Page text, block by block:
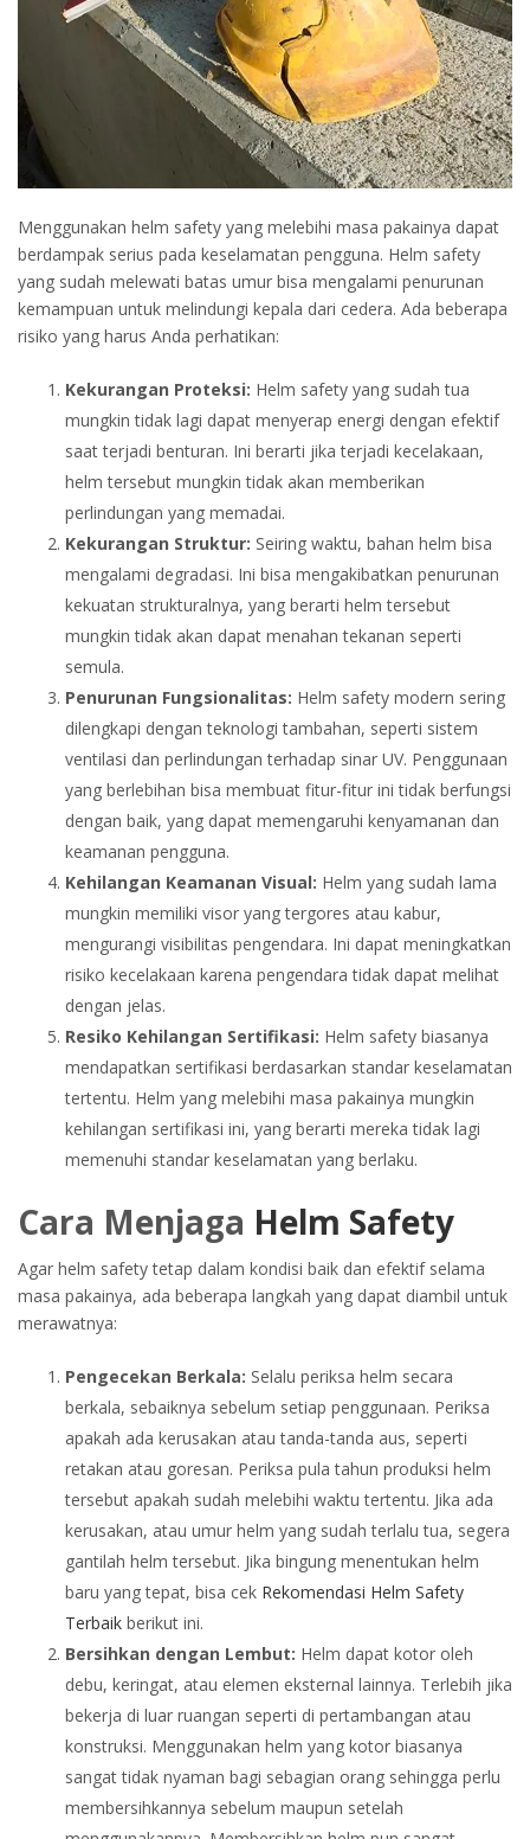
Menggunakan helm safety yang melebihi masa pakainya dapat
berdampak serius pada keselamatan pengguna. Helm safety
yang sudah melewati batas umur bisa mengalami penurunan
kemampuan untuk melindungi kepala dari cedera. Ada beberapa
risiko yang harus Anda perhatikan:
Kekurangan Proteksi: Helm safety yang sudah tua
mungkin tidak lagi dapat menyerap energi dengan efektif
saat terjadi benturan. Ini berarti jika terjadi kecelakaan,
helm tersebut mungkin tidak akan memberikan
perlindungan yang memadai.
Kekurangan Struktur: Seiring waktu, bahan helm bisa
mengalami degradasi. Ini bisa mengakibatkan penurunan
kekuatan strukturalnya, yang berarti helm tersebut
mungkin tidak akan dapat menahan tekanan seperti
semula.
Penurunan Fungsionalitas: Helm safety modern sering
dilengkapi dengan teknologi tambahan, seperti sistem
ventilasi dan perlindungan terhadap sinar UV. Penggunaan
yang berlebihan bisa membuat fitur-fitur ini tidak berfungsi
dengan baik, yang dapat memengaruhi kenyamanan dan
keamanan pengguna.
Kehilangan Keamanan Visual: Helm yang sudah lama
mungkin memiliki visor yang tergores atau kabur,
mengurangi visibilitas pengendara. Ini dapat meningkatkan
risiko kecelakaan karena pengendara tidak dapat melihat
dengan jelas.
Resiko Kehilangan Sertifikasi: Helm safety biasanya
mendapatkan sertifikasi berdasarkan standar keselamatan
tertentu. Helm yang melebihi masa pakainya mungkin
kehilangan sertifikasi ini, yang berarti mereka tidak lagi
memenuhi standar keselamatan yang berlaku.
Cara Menjaga Helm Safety
Agar helm safety tetap dalam kondisi baik dan efektif selama
masa pakainya, ada beberapa langkah yang dapat diambil untuk
merawatnya:
Pengecekan Berkala: Selalu periksa helm secara
berkala, sebaiknya sebelum setiap penggunaan. Periksa
apakah ada kerusakan atau tanda-tanda aus, seperti
retakan atau goresan. Periksa pula tahun produksi helm
tersebut apakah sudah melebihi waktu tertentu. Jika ada
kerusakan, atau umur helm yang sudah terlalu tua, segera
gantilah helm tersebut. Jika bingung menentukan helm
baru yang tepat, bisa cek Rekomendasi Helm Safety
Terbaik berikut ini.
Bersihkan dengan Lembut: Helm dapat kotor oleh
debu, keringat, atau elemen eksternal lainnya. Terlebih jika
bekerja di luar ruangan seperti di pertambangan atau
konstruksi. Menggunakan helm yang kotor biasanya
sangat tidak nyaman bagi sebagian orang sehingga perlu
membersihkannya sebelum maupun setelah